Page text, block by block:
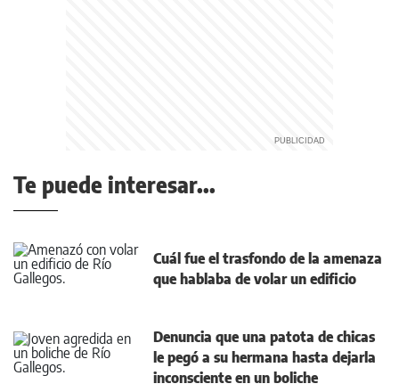
Te puede interesar...
Cuál fue el trasfondo de la amenaza
que hablaba de volar un edificio
Denuncia que una patota de chicas
le pegó a su hermana hasta dejarla
inconsciente en un boliche